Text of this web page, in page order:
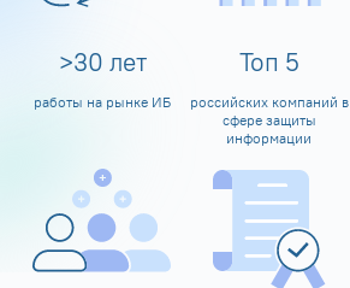
>30 лет
работы на рынке ИБ
Топ 5
российских компаний в
сфере защиты
информации